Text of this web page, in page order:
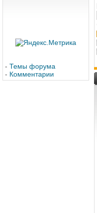
- Темы форума
- Комментарии